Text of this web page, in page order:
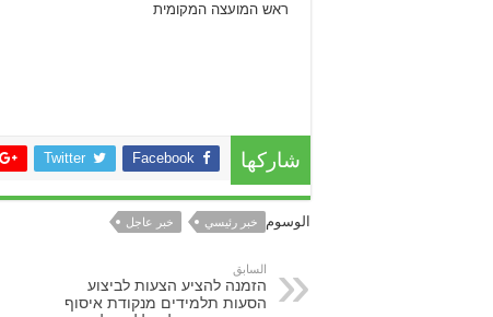
ראש המועצה המקומית
شاركها Facebook
Twitter
الوسوم خبر رئيسي خبر عاجل
السابق
הזמנה להציע הצעות לביצוע
הסעות תלמידים מנקודת איסוף